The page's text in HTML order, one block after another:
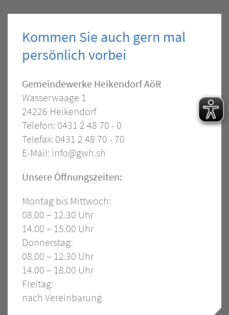
Kommen Sie auch gern mal
persönlich vorbei
Kontakt
–
Allgemein
Gemeindewerke Heikendorf AöR
Wasserwaage 1
24226 Heikendorf
Telefon: 0431 2 48 70 - 0
Telefax: 0431 2 48 70 - 70
E-Mail: info@gwh.sh
Öffnungszeiten
Unsere Öffnungszeiten:
Montag bis Mittwoch:
08.00 – 12.30 Uhr
14.00 – 15.00 Uhr
Donnerstag:
08.00 – 12.30 Uhr
14.00 – 18.00 Uhr
Freitag:
nach Vereinbarung